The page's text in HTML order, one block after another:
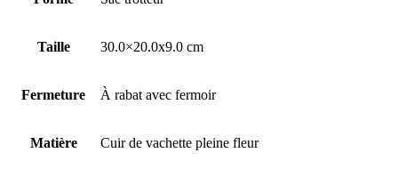
Taille 30.0×20.0x9.0 cm
Fermeture À rabat avec fermoir
Matière Cuir de vachette pleine fleur